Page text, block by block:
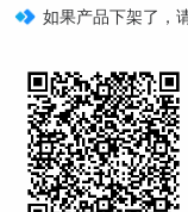
如果产品下架了，